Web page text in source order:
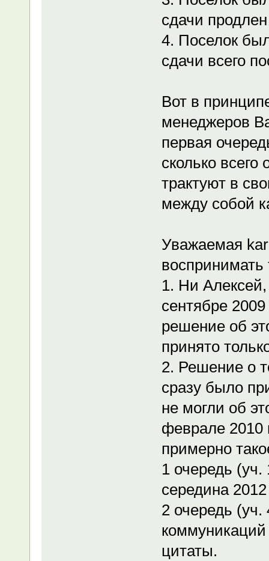
сдачи
4. Поселок
сдачи всего
Вот в
менеджеров
первая
сколько
трактуют в
между собой
Уважаемая
воспринимать
1. Ни Алексей,
сентябре 2009
решение об
принято
2. Решение о
сразу было
не могли об
феврале 2010
примерно
1 очередь
середина 2012
2 очередь (уч.
коммуникаций
цитаты.